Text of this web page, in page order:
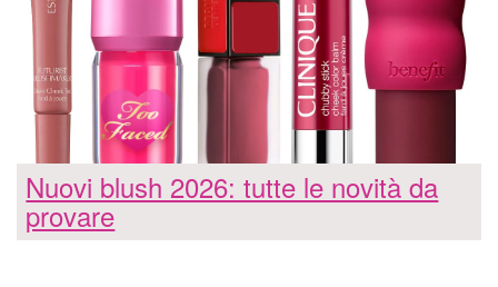
Nuovi blush 2026: tutte le novità da
provare